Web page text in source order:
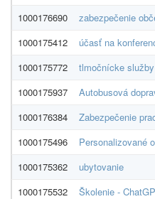
1000176690
zabezpečenie
1000175412
účasť na
1000175772
tlmočnícke služby
1000175937
Autobusová
1000176384
Zabezpečenie
1000175496
Personalizované
1000175362
ubytovanie
1000175532
Školenie -